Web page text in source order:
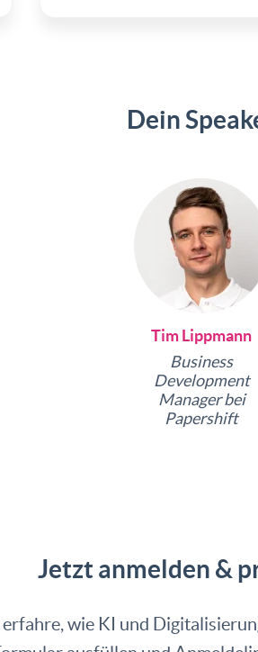
Dein
Tim Lippmann
Business
Development
Manager bei
Papershift
Jetzt anmelden &
wie KI und